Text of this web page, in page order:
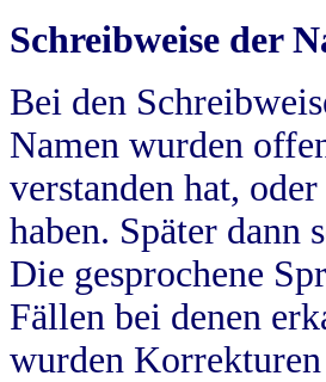
Schreibweise der
Bei den
Namen wurden
verstanden hat,
haben. Später dann
Die gesprochene
Fällen bei denen
wurden